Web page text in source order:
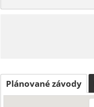
Plánované závody